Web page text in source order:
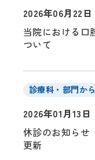
2026年06月22日
当院における口
ついて
診療科・部門から
2026年01月13日
休診のお知らせ
更新